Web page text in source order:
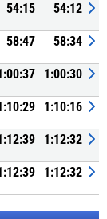
54:15 54:12
58:47 58:34
1:00:30
1:10:16
1:12:32
1:12:32